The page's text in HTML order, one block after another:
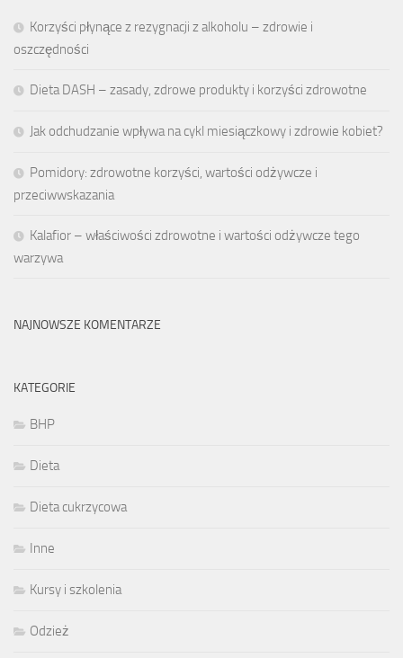
Korzyści płynące z rezygnacji z alkoholu – zdrowie i
oszczędności
Dieta DASH – zasady, zdrowe produkty i korzyści zdrowotne
Jak odchudzanie wpływa na cykl miesiączkowy i zdrowie kobiet?
Pomidory: zdrowotne korzyści, wartości odżywcze i
przeciwwskazania
Kalafior – właściwości zdrowotne i wartości odżywcze tego
warzywa
NAJNOWSZE KOMENTARZE
KATEGORIE
BHP
Dieta
Dieta cukrzycowa
Inne
Kursy i szkolenia
Odzież